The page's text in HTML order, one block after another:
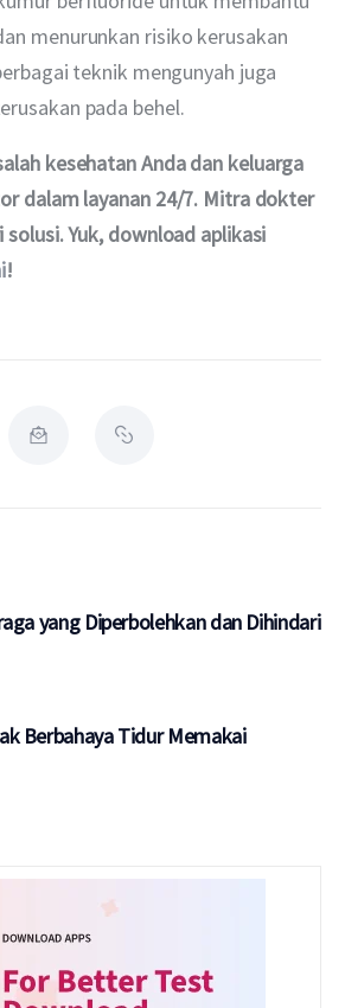
menurunkan risiko kerusakan
teknik mengunyah juga
pada behel.
kesehatan Anda dan keluarga
dalam layanan 24/7. Mitra dokter
Yuk, download aplikasi
!
yang Diperbolehkan dan Dihindari
Berbahaya Tidur Memakai